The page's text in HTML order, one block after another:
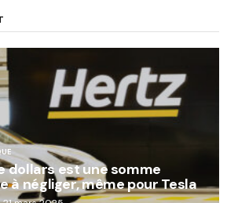
dollars est une somme
à négliger, même pour Tesla